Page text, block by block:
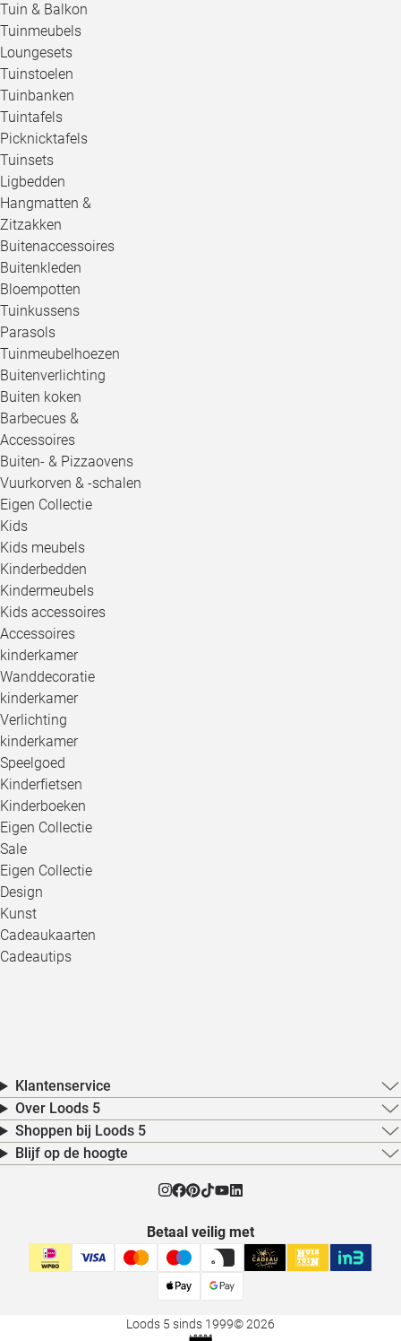
Tuin & Balkon
Tuinmeubels
Loungesets
Tuinstoelen
Tuinbanken
Tuintafels
Picknicktafels
Tuinsets
Ligbedden
Hangmatten &
Zitzakken
Buitenaccessoires
Buitenkleden
Bloempotten
Tuinkussens
Parasols
Tuinmeubelhoezen
Buitenverlichting
Buiten koken
Barbecues &
Accessoires
Buiten- & Pizzaovens
Vuurkorven & -schalen
Eigen Collectie
Kids
Kids meubels
Kinderbedden
Kindermeubels
Kids accessoires
Accessoires
kinderkamer
Wanddecoratie
kinderkamer
Verlichting
kinderkamer
Speelgoed
Kinderfietsen
Kinderboeken
Eigen Collectie
Sale
Eigen Collectie
Design
Kunst
Cadeaukaarten
Cadeautips
Klantenservice
Over Loods 5
Shoppen bij Loods 5
Blijf op de hoogte
Betaal veilig met
Loods 5 sinds 1999© 2026